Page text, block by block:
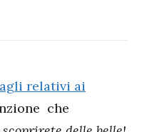
relativi ai
che